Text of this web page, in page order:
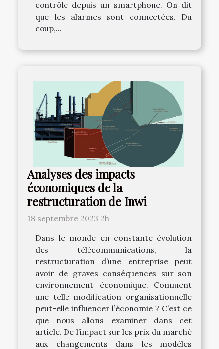
contrôlé depuis un smartphone. On dit
que les alarmes sont connectées. Du
coup,...
Analyses des impacts
économiques de la
restructuration de Inwi
18 septembre 2023 2h
Dans le monde en constante évolution
des télécommunications, la
restructuration d’une entreprise peut
avoir de graves conséquences sur son
environnement économique. Comment
une telle modification organisationnelle
peut-elle influencer l’économie ? C’est ce
que nous allons examiner dans cet
article. De l’impact sur les prix du marché
aux changements dans les modèles